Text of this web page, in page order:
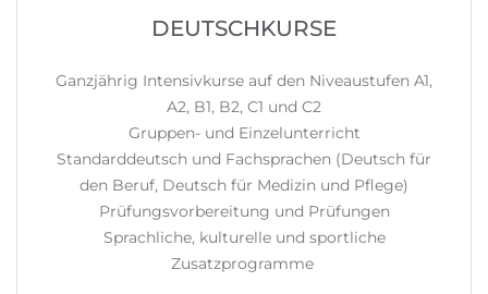
DEUTSCHKURSE
Ganzjährig Intensivkurse auf den Niveaustufen A1,
A2, B1, B2, C1 und C2
Gruppen- und Einzelunterricht
Standarddeutsch und Fachsprachen (Deutsch für
den Beruf, Deutsch für Medizin und Pflege)
Prüfungsvorbereitung und Prüfungen
Sprachliche, kulturelle und sportliche
Zusatzprogramme